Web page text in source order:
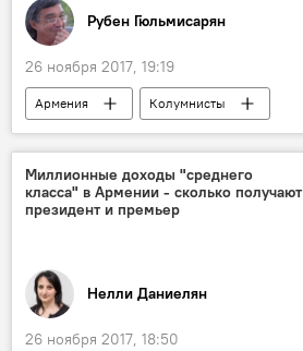
Рубен Гюльмисарян
26 ноября 2017, 19:19
Армения
Колумнисты
Интересные факты об Армении и армянах
Миллионные доходы "среднего
класса" в Армении - сколько получают
президент и премьер
Нелли Даниелян
26 ноября 2017, 18:50